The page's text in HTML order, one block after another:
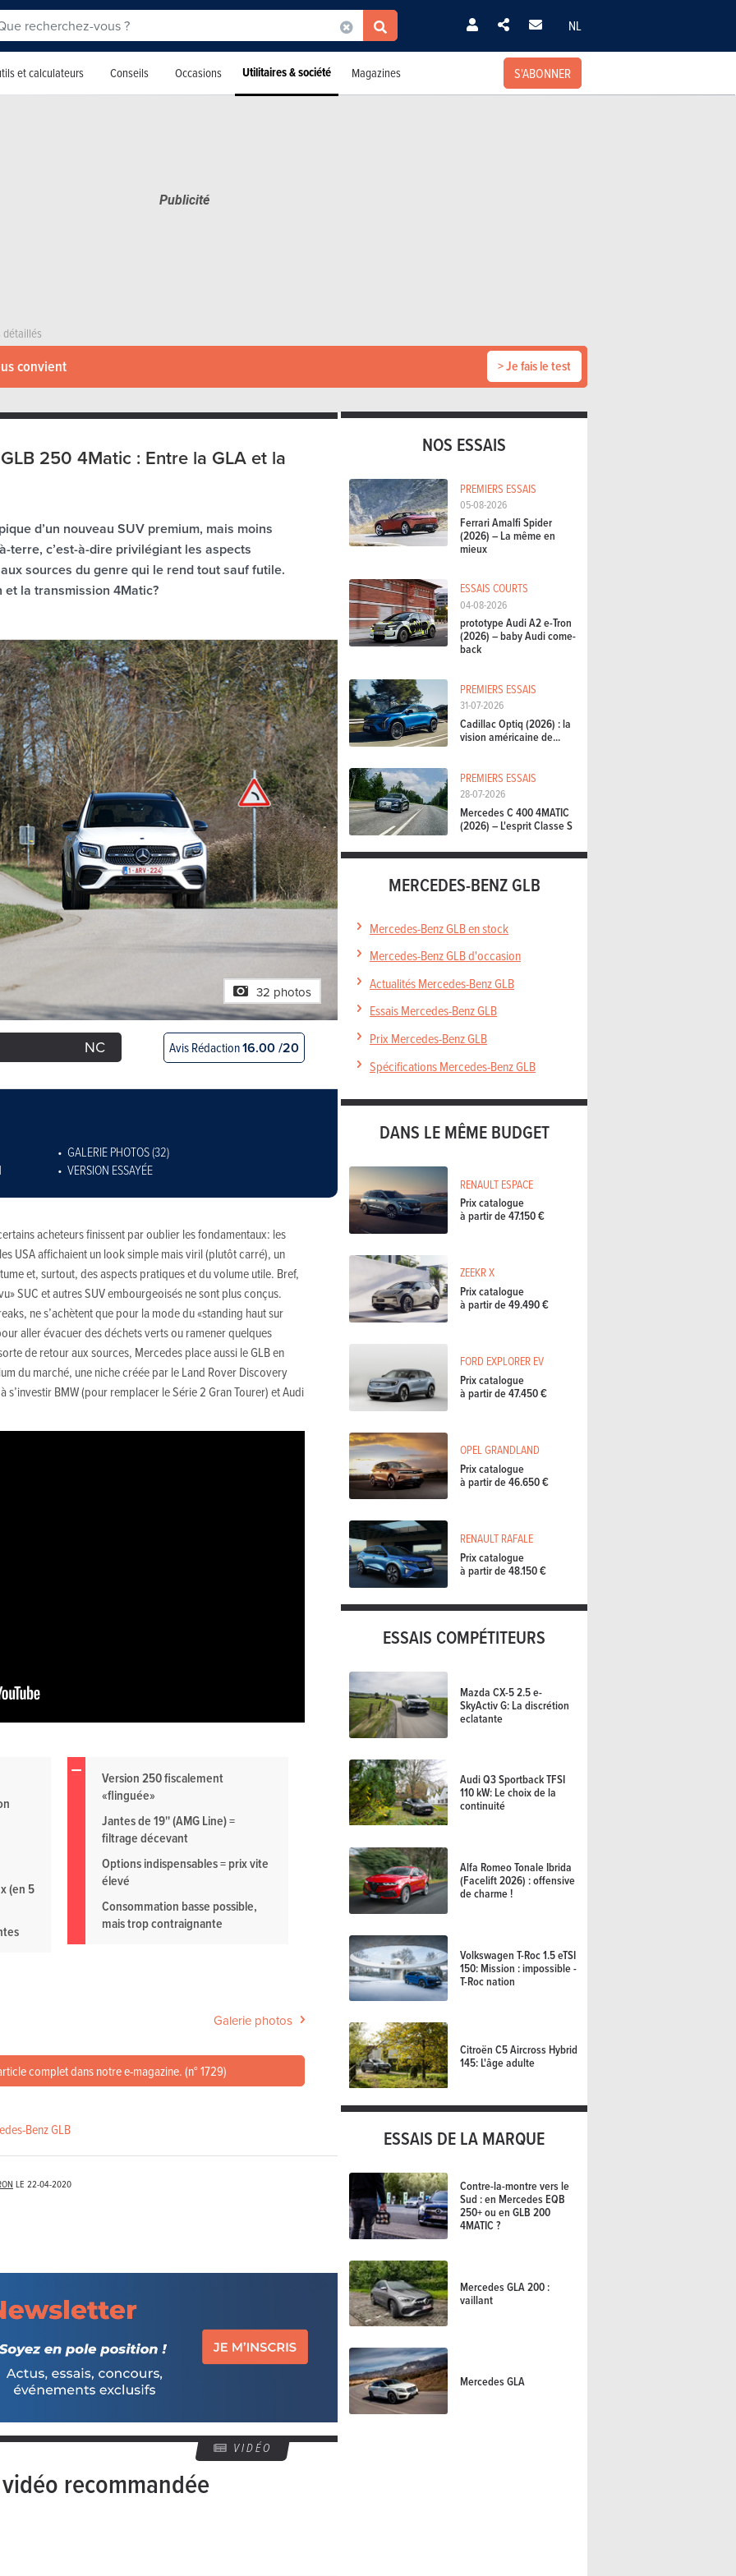
NL
et calculateurs Conseils Occasions Utilitaires & société Magazines S'ABONNER
détaillés
convient > Je fais le test
250 4Matic : Entre la GLA et la
d’un nouveau SUV premium, mais moins
terre, c’est-à-dire privilégiant les aspects
sources du genre qui le rend tout sauf futile.
la transmission 4Matic?
32 photos
NC Avis Rédaction16.00 /20
GALERIE PHOTOS (32)
VERSION ESSAYÉE
acheteurs finissent par oublier les fondamentaux: les
USA affichaient un look simple mais viril (plutôt carré), un
et, surtout, des aspects pratiques et du volume utile. Bref,
SUC et autres SUV embourgeoisés ne sont plus conçus.
ne s’achètent que pour la mode du «standing haut sur
aller évacuer des déchets verts ou ramener quelques
de retour aux sources, Mercedes place aussi le GLB en
du marché, une niche créée par le Land Rover Discovery
BMW (pour remplacer le Série 2 Gran Tourer) et Audi
(en 5
Version 250 fiscalement
«flinguée»
Jantes de 19'' (AMG Line) =
filtrage décevant
Options indispensables = prix vite
élevé
Consommation basse possible,
mais trop contraignante
Galerie photos
complet dans notre e-magazine. (n° 1729)
Benz GLB
LE 22-04-2020
VIDÉO
recommandée
NOS ESSAIS
PREMIERS ESSAIS
05-08-2026
Ferrari Amalfi Spider
(2026) – La même en
mieux
ESSAIS COURTS
04-08-2026
prototype Audi A2 e-Tron
(2026) – baby Audi come-
back
PREMIERS ESSAIS
31-07-2026
Cadillac Optiq (2026) : la
vision américaine de...
PREMIERS ESSAIS
28-07-2026
Mercedes C 400 4MATIC
(2026) – L'esprit Classe S
MERCEDES-BENZ GLB
Mercedes-Benz GLB en stock
Mercedes-Benz GLB d'occasion
Actualités Mercedes-Benz GLB
Essais Mercedes-Benz GLB
Prix Mercedes-Benz GLB
Spécifications Mercedes-Benz GLB
DANS LE MÊME BUDGET
RENAULT ESPACE
Prix catalogue
à partir de 47.150 €
ZEEKR X
Prix catalogue
à partir de 49.490 €
FORD EXPLORER EV
Prix catalogue
à partir de 47.450 €
OPEL GRANDLAND
Prix catalogue
à partir de 46.650 €
RENAULT RAFALE
Prix catalogue
à partir de 48.150 €
ESSAIS COMPÉTITEURS
Mazda CX-5 2.5 e-
SkyActiv G: La discrétion
eclatante
Audi Q3 Sportback TFSI
110 kW: Le choix de la
continuité
Alfa Romeo Tonale Ibrida
(Facelift 2026) : offensive
de charme !
Volkswagen T-Roc 1.5 eTSI
150: Mission : impossible -
T-Roc nation
Citroën C5 Aircross Hybrid
145: L'âge adulte
ESSAIS DE LA MARQUE
Contre-la-montre vers le
Sud : en Mercedes EQB
250+ ou en GLB 200
4MATIC ?
Mercedes GLA 200 :
vaillant
Mercedes GLA